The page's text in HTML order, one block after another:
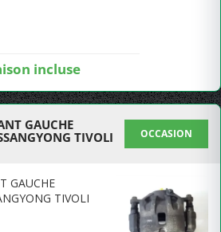
incluse
GAUCHE
TIVOLI
OCCASION
GAUCHE
TIVOLI